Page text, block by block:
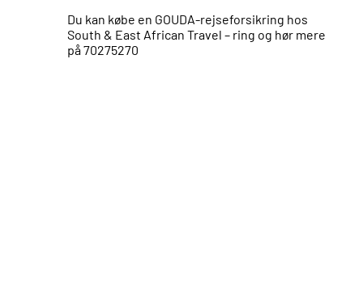
Du kan købe en GOUDA-rejseforsikring hos
South & East African Travel – ring og hør mere
på 70275270